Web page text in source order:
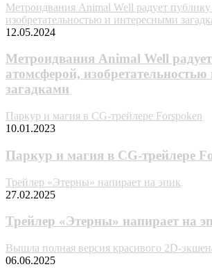
Метроидвания Animal Well радует
изобретательностью и интересными
12.05.2024
Метроидвания Animal Well
атомсферой,
загадками
Паркур и магия в CG-трейлере Forspoken
10.01.2023
Паркур и магия в CG-трейлере
Трейлер «Этерны» напирает на эпик
27.02.2025
Трейлер «Этерны» напирает на
Вышла полная версия красивого 2D-
06.06.2025